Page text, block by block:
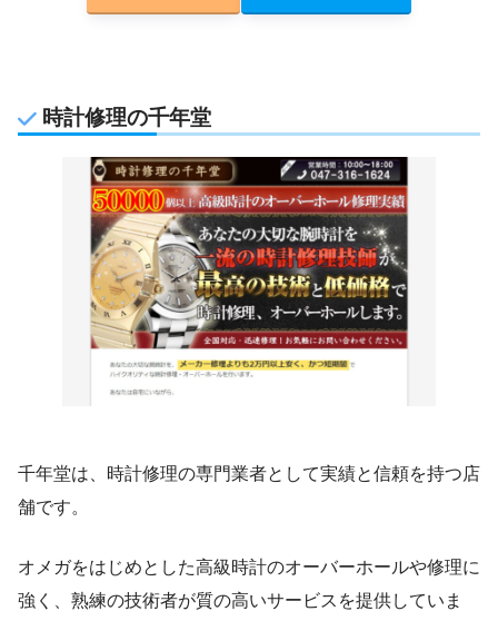
時計修理の千年堂
千年堂は、時計修理の専門業者として実績と信頼を持つ店
舗です。
オメガをはじめとした高級時計のオーバーホールや修理に
強く、熟練の技術者が質の高いサービスを提供していま